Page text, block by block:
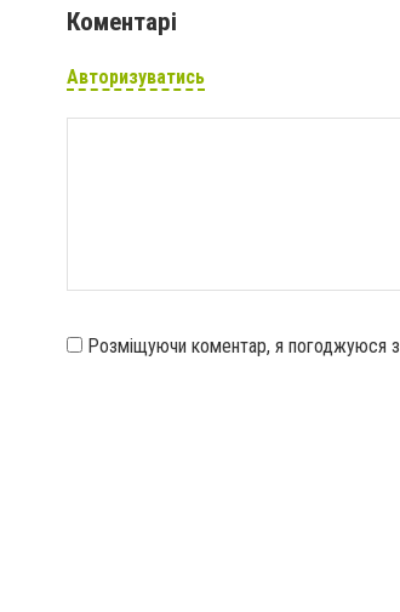
Коментарі
Авторизуватись
Розміщуючи коментар, я погоджуюся з